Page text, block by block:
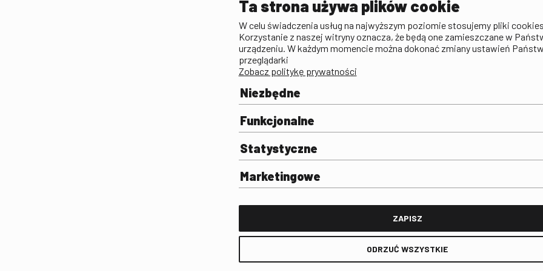
Biogramy.pl. Polski Portal
Filmoteka Szkolna
Olimpiada Wiedzy o Filmie i
Komunikacji Społecznej
Repozytorium Cyfrowe
Wynajem przestrzeni FINA
Publicystyka filmowa
Deklaracja dostępności
Polityka antykorupcyjna
Praca w FINA
Ta strona używa plików cookie
W celu świadczenia usług na najwyższym poziomie stosujemy pliki cookies.
Korzystanie z naszej witryny oznacza, że będą one zamieszczane w
urządzeniu. W każdym momencie można dokonać zmiany ustawień
przeglądarki
Zobacz politykę prywatności
Niezbędne
Funkcjonalne
Statystyczne
Marketingowe
ZAPISZ
ODRZUĆ WSZYSTKIE